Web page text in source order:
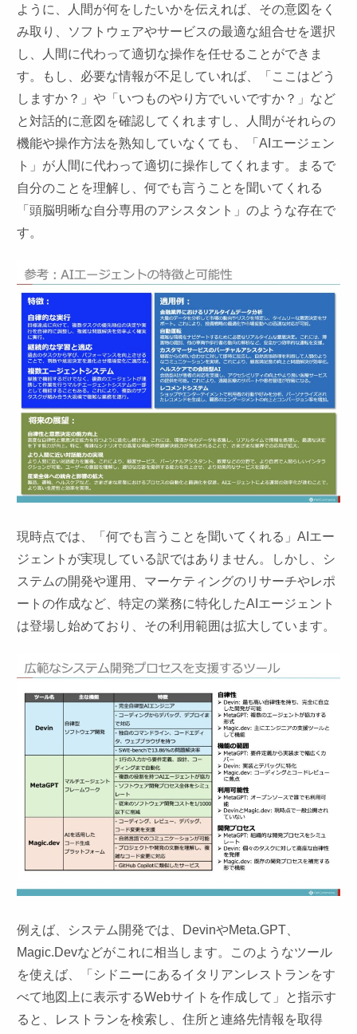
ように、人間が何をしたいかを伝えれば、その意図をく
み取り、ソフトウェアやサービスの最適な組合せを選択
し、人間に代わって適切な操作を任せることができま
す。もし、必要な情報が不足していれば、「ここはどう
しますか？」や「いつものやり方でいいですか？」など
と対話的に意図を確認してくれますし、人間がそれらの
機能や操作方法を熟知していなくても、「AIエージェン
ト」が人間に代わって適切に操作してくれます。まるで
自分のことを理解し、何でも言うことを聞いてくれる
「頭脳明晰な自分専用のアシスタント」のような存在で
す。
現時点では、「何でも言うことを聞いてくれる」AIエー
ジェントが実現している訳ではありません。しかし、シ
ステムの開発や運用、マーケティングのリサーチやレポ
ートの作成など、特定の業務に特化したAIエージェント
は登場し始めており、その利用範囲は拡大しています。
例えば、システム開発では、DevinやMeta.GPT、
Magic.Devなどがこれに相当します。このようなツール
を使えば、「シドニーにあるイタリアンレストランをす
べて地図上に表示するWebサイトを作成して」と指示す
ると、レストランを検索し、住所と連絡先情報を取得